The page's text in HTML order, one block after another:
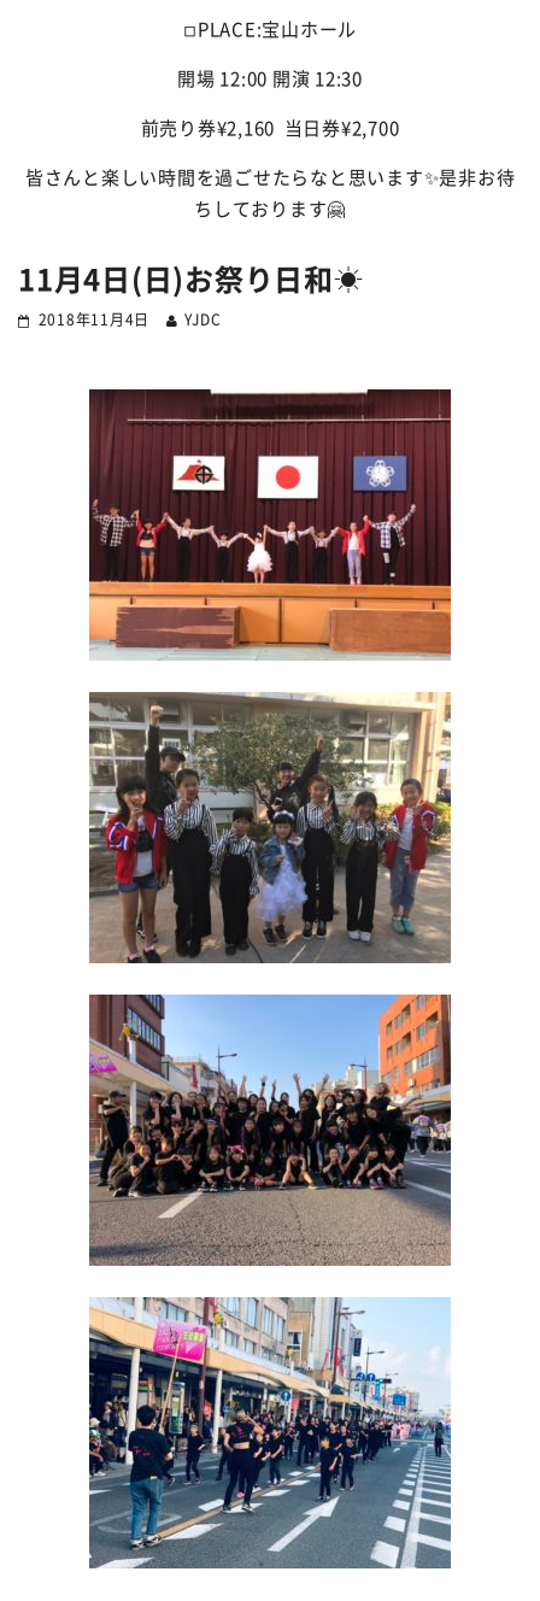
◽︎PLACE:宝山ホール
開場 12:00 開演 12:30
前売り券¥2,160 当日券¥2,700
皆さんと楽しい時間を過ごせたらなと思います✨是非お待
ちしております🤗
11月4日(日)お祭り日和☀︎
2018年11月4日 YJDC